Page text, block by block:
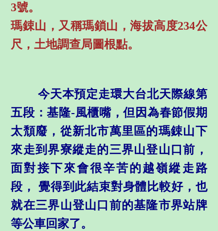
3號。
瑪鋉山，又稱瑪鎖山，海拔高度234公
尺，土地調查局圖根點。
今天本預定走環大台北天際線第
五段：基隆-風櫃嘴，但因為春節假期
太頹廢，從新北市萬里區的瑪鋉山下
來走到界寮縱走的三界山登山口前，
面對接下來會很辛苦的越嶺縱走路
段， 覺得到此結束對身體比較好，也
就在三界山登山口前的基隆市界站牌
等公車回家了。